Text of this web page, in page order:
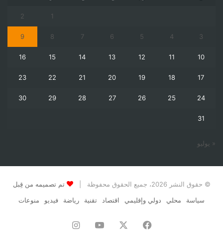
1
2
3
4
5
6
7
8
9
10
11
12
13
14
15
16
17
18
19
20
21
22
23
24
25
26
27
28
29
30
31
« يوليو
© حقوق النشر 2026، جميع الحقوق محفوظة |
تم تصميمه من قِبل
سياسة
محلي دولي وإقليمي اقتصاد تقنية رياضة فيديو منوعات
فيسبوك ‫YouTubeانستقرام